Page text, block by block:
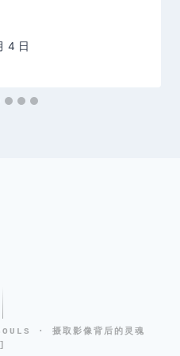
4 日
· 摄取影像背后的灵魂
]